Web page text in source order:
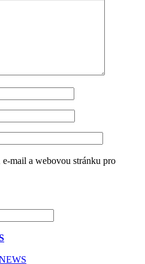
mail a webovou stránku pro